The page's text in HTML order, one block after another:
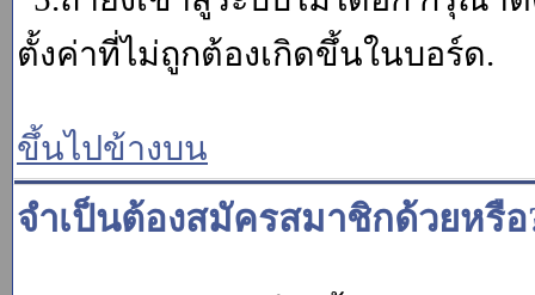
ตั้งค่าที่ไม่ถูกต้องเกิดขึ้นในบอร์ด.
ขึ้นไปข้างบน
จำเป็นต้องสมัครสมาชิกด้วยหรือ